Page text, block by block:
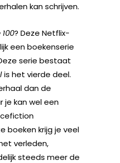
kan schrijven.
100? Deze Netflix-
een boekenserie
serie bestaat
is het vierde deel.
dan de
je kan wel een
boeken krijg je veel
verleden,
steeds meer de